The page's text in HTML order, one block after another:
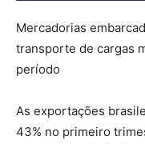
Mercadorias
transporte de cargas
período
As exportações
43% no primeiro